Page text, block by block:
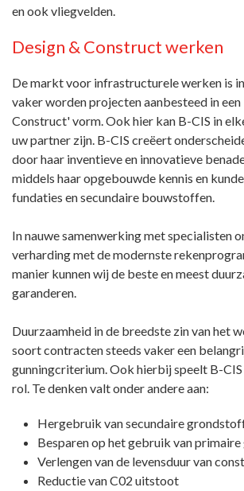
en ook vliegvelden.
Design & Construct werken
De markt voor infrastructurele werken is
vaker worden projecten aanbesteed in een
Construct' vorm. Ook hier kan B-CIS in
uw partner zijn. B-CIS creëert
door haar inventieve en innovatieve
middels haar opgebouwde kennis en
fundaties en secundaire bouwstoffen.
In nauwe samenwerking met specialisten
verharding met de modernste
manier kunnen wij de beste en meest
garanderen.
Duurzaamheid in de breedste zin van het
soort contracten steeds vaker een
gunningcriterium. Ook hierbij speelt B-
rol. Te denken valt onder andere aan:
Hergebruik van secundaire
Besparen op het gebruik van
Verlengen van de levensduur van
Reductie van C02 uitstoot